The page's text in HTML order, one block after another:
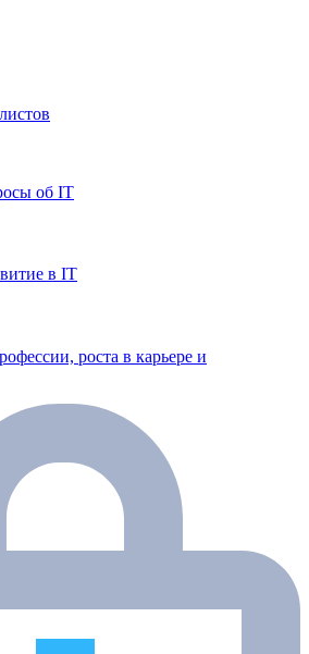
об IT
в IT
роста в карьере и